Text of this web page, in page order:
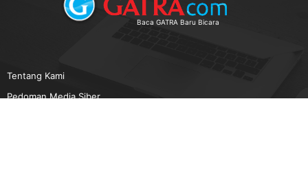
Baca GATRA Baru Bicara
Tentang Kami
Pedoman Media Siber